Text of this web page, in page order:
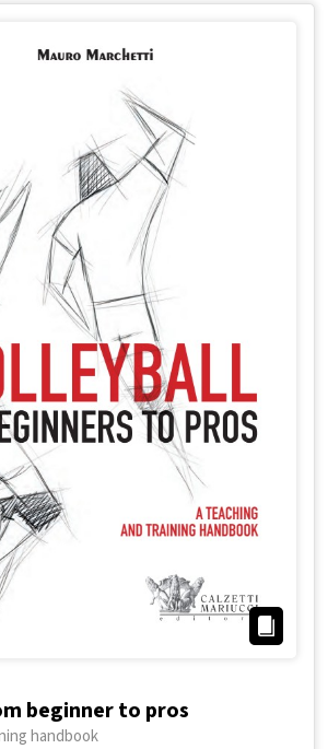
beginner to pros
handbook